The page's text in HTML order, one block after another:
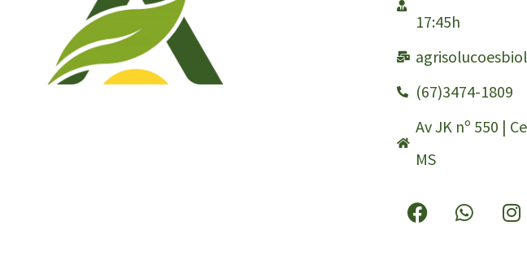
17:45h
(67)3474-1809
Av JK nº 550 |
MS